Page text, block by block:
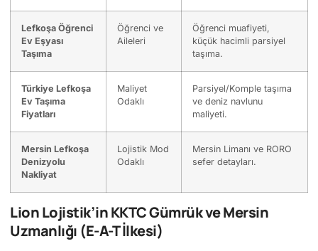
Lefkoşa Öğrenci
Ev Eşyası
Taşıma
Öğrenci ve
Aileleri
Öğrenci muafiyeti,
küçük hacimli parsiyel
taşıma.
Türkiye Lefkoşa
Ev Taşıma
Fiyatları
Maliyet
Odaklı
Parsiyel/Komple taşıma
ve deniz navlunu
maliyeti.
Mersin Lefkoşa
Denizyolu
Nakliyat
Lojistik Mod
Odaklı
Mersin Limanı ve RORO
sefer detayları.
Lion Lojistik’in KKTC Gümrük ve Mersin
Uzmanlığı (E-A-T İlkesi)